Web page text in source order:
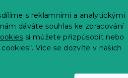
s reklamními a analytickými
nám dáváte souhlas ke zpracování
si můžete přizpůsobit nebo
Více se dozvíte v našich